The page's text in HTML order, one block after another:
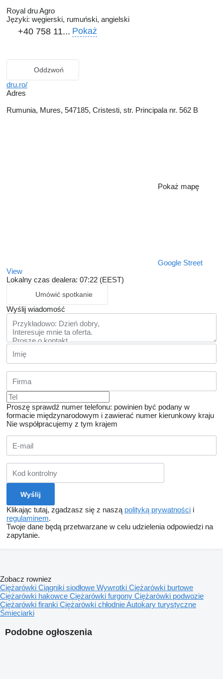
Royal dru Agro
Języki: węgierski, rumuński, angielski
+40 758 11... Pokaż
Oddzwoń
dru.ro/
Adres
Rumunia, Mures, 547185, Cristesti, str. Principala nr. 562 B
Pokaż mapę
Google Street
View
Lokalny czas dealera: 07:22 (EEST)
Umówić spotkanie
Wyślij wiadomość
Proszę sprawdź numer telefonu: powinien być podany w
formacie międzynarodowym i zawierać numer kierunkowy kraju
Nie współpracujemy z tym krajem
Klikając tutaj, zgadzasz się z naszą polityką prywatności i
regulaminem.
Twoje dane będą przetwarzane w celu udzielenia odpowiedzi na
zapytanie.
Podobne ogłoszenia
Zobacz rowniez
Ciężarówki Ciągniki siodłowe Wywrotki Ciężarówki burtowe
Ciężarówki hakowce Ciężarówki furgony Ciężarówki podwozie
Ciężarówki firanki Ciężarówki chłodnieAutokary turystyczne
Śmieciarki